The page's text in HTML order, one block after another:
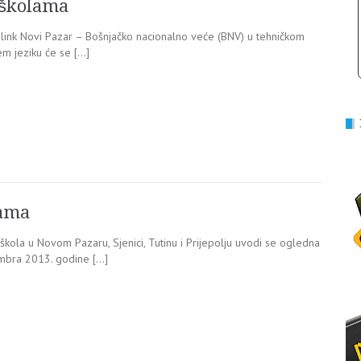
Novi Pazar – Bošnjačko nacionalno veće (BNV) u tehničkom
jeziku će se […]
u Novom Pazaru, Sjenici, Tutinu i Prijepolju uvodi se ogledna
2013. godine […]